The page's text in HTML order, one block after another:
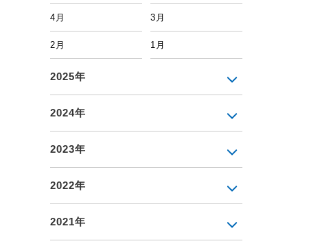
4月 3月
2月 1月
2025年
2024年
2023年
2022年
2021年